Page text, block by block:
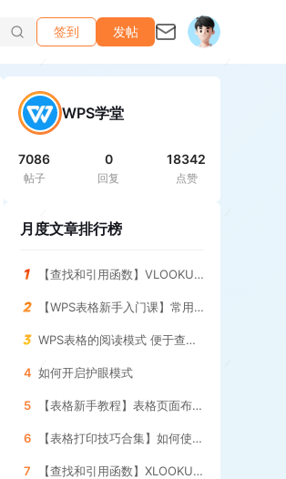
签到 发帖
WPS学堂
7086
帖子
0
回复
18342
点赞
月度文章排行榜
【查找和引用函数】VLOOKUP函数 查询指定条件的结果
【WPS表格新手入门课】常用求和函数 SUM函数
WPS表格的阅读模式 便于查找表格
4 如何开启护眼模式
5 【表格新手教程】表格页面布局 调整与设置
6 【表格打印技巧合集】如何使用表格的 分页预览功能
7 【查找和引用函数】XLOOKUP函数的 使用方法